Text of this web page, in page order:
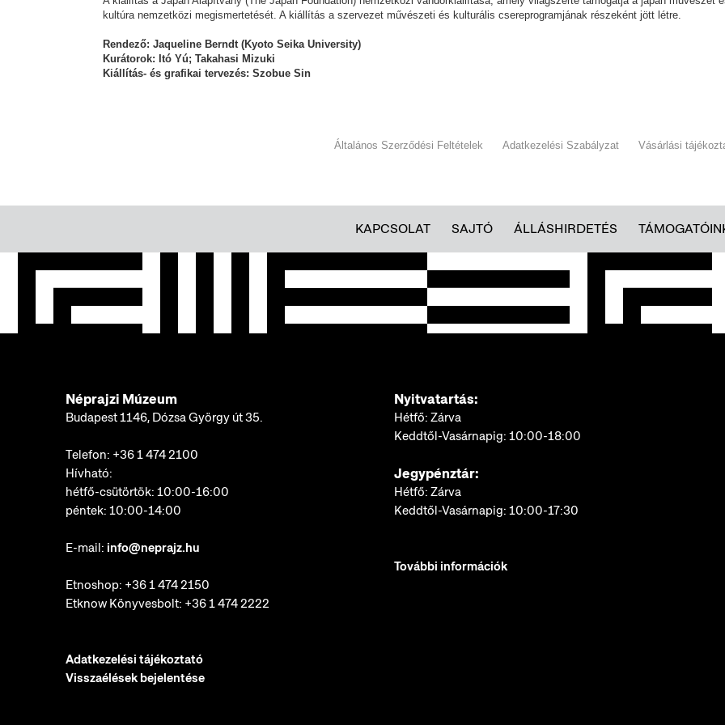
kultúra nemzetközi megismertetését. A kiállítás a szervezet művészeti és kulturális csereprogramjának részeként jött létre.
Rendező: Jaqueline Berndt (Kyoto Seika University)
Kurátorok: Itó Yú; Takahasi Mizuki
Kiállítás- és grafikai tervezés: Szobue Sin
Általános Szerződési Feltételek Adatkezelési Szabályzat Vásárlási
KAPCSOLAT SAJTÓ ÁLLÁSHIRDETÉS
Néprajzi Múzeum
Budapest 1146, Dózsa György út 35.
Telefon: +36 1 474 2100
Hívható:
hétfő-csütörtök: 10:00-16:00
péntek: 10:00-14:00
E-mail: info@neprajz.hu
Etnoshop: +36 1 474 2150
Etknow Könyvesbolt: +36 1 474 2222
Adatkezelési tájékoztató
Visszaélések bejelentése
Nyitvatartás:
Hétfő: Zárva
Keddtől-Vasárnapig: 10:00-18:00
Jegypénztár:
Hétfő: Zárva
Keddtől-Vasárnapig: 10:00-17:30
További információk